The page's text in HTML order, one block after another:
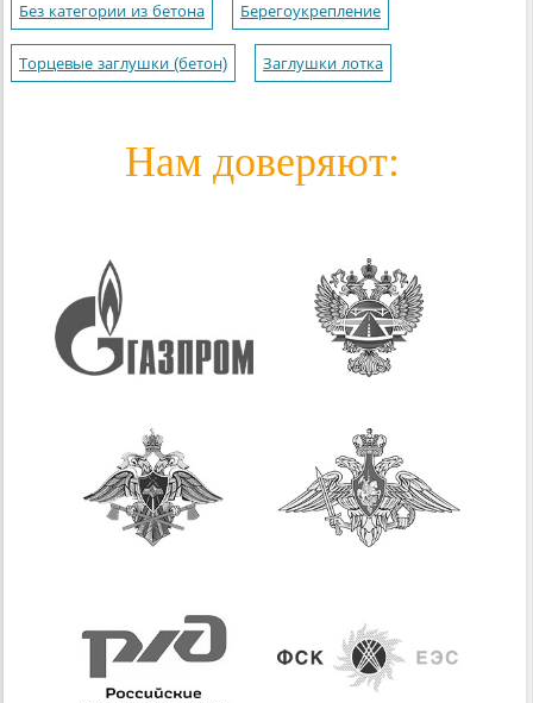
Без категории из бетона Берегоукрепление
Торцевые заглушки (бетон) Заглушки лотка
Нам доверяют: